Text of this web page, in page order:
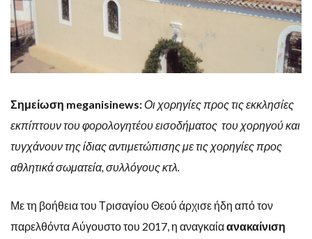
Σημείωση meganisinews: Οι χορηγίες προς τις εκκλησίες
εκπίπτουν του φορολογητέου εισοδήματος του χορηγού και
τυγχάνουν της ίδιας αντιμετώπισης με τις χορηγίες προς
αθλητικά σωματεία, συλλόγους κτλ.
Με τη βοήθεια του Τρισαγίου Θεού άρχισε ήδη από τον
παρελθόντα Αύγουστο του 2017, η αναγκαίαανακαίνιση